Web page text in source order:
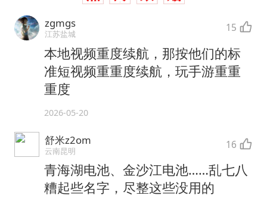
zgmgs
江苏盐城 15
本地视频重度续航，那按他们的标
准短视频重重度续航，玩手游重重
重度
2026-05-20
舒米z2om
云南昆明 16
青海湖电池、金沙江电池……乱七八
糟起些名字，尽整这些没用的